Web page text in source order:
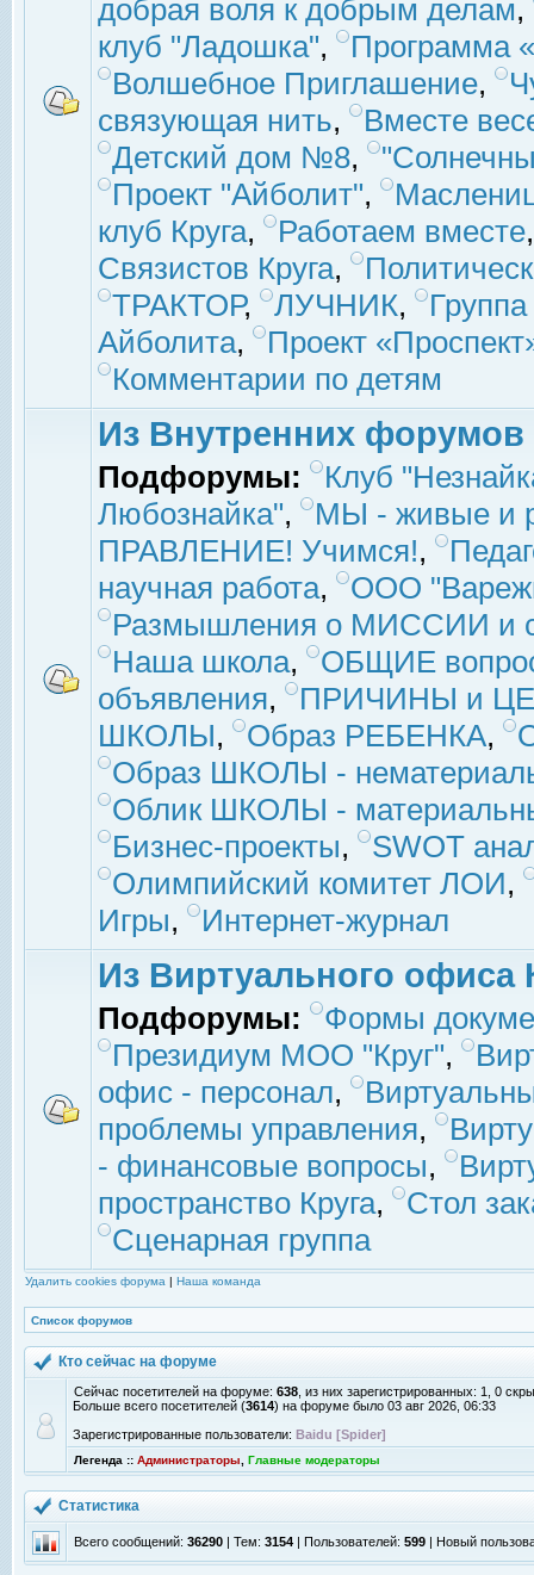
добрая воля к добрым делам,
клуб "Ладошка",
Программа
Волшебное Приглашение,
связующая нить,
Вместе
Детский дом №8,
Проект "Айболит",
клуб Круга, Работаем вместе
Связистов Круга,
ТРАКТОР, ЛУЧНИК,
Айболита,
Проект
Комментарии по детям
Из Внутренних форумов
Подфорумы:
Клуб
Любознайка",
МЫ - живые и
ПРАВЛЕНИЕ! Учимся!,
научная работа,
ООО
Размышления о МИССИИ и
Наша школа,
ОБЩИЕ
объявления,
ПРИЧИНЫ и
ШКОЛЫ, Образ РЕБЕНКА,
Образ ШКОЛЫ -
Облик ШКОЛЫ -
Бизнес-проекты,
SWOT
Олимпийский комитет ЛОИ,
Игры, Интернет-журнал
Из Виртуального офиса
Подфорумы:
Формы
Президиум МОО "Круг",
офис - персонал,
проблемы управления,
- финансовые вопросы,
пространство Круга,
Стол
Сценарная группа
Удалить cookies форума | Наша команда
Список форумов
Кто сейчас на форуме
Сейчас посетителей на форуме: 638 , из них зарегистрированных: 1, 0
Больше всего посетителей (3614) на форуме было 03 авг 2026, 06:33
Зарегистрированные пользователи: Baidu [Spider]
Легенда :: Администраторы Главные модераторы
Статистика
Всего сообщений: 36290 | Тем: 3154 | Пользователей: 599 | Новый